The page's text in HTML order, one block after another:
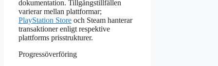
dokumentation. Tillgångstillfällen
varierar mellan plattformar;
PlayStation Store och Steam hanterar
transaktioner enligt respektive
plattforms prisstrukturer.
Progressöverföring